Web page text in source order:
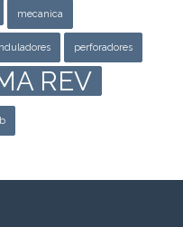
mecanica
perforadores
REV